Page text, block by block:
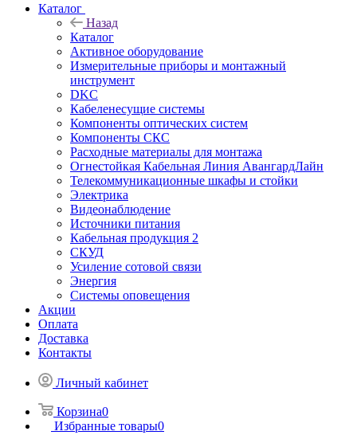
Каталог
Назад
Каталог
Активное оборудование
Измерительные приборы и монтажный
инструмент
DKC
Кабеленесущие системы
Компоненты оптических систем
Компоненты СКС
Расходные материалы для монтажа
Огнестойкая Кабельная Линия АвангардЛайн
Телекоммуникационные шкафы и стойки
Электрика
Видеонаблюдение
Источники питания
Кабельная продукция 2
СКУД
Усиление сотовой связи
Энергия
Системы оповещения
Акции
Оплата
Доставка
Контакты
Личный кабинет
Корзина0
Избранные товары0